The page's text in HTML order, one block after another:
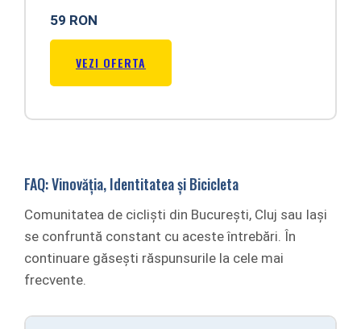
59 RON
VEZI OFERTA
FAQ: Vinovăția, Identitatea și Bicicleta
Comunitatea de cicliști din București, Cluj sau Iași
se confruntă constant cu aceste întrebări. În
continuare găsești răspunsurile la cele mai
frecvente.